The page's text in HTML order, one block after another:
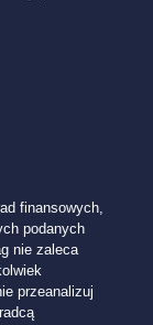
finansowych,
podanych
nie zaleca
przeanalizuj